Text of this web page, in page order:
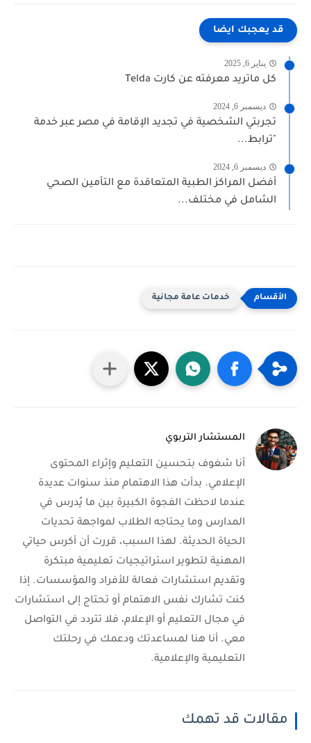
قد يعجبك ايضا
يناير 6, 2025
كل ماتريد معرفته عن كارت Telda
ديسمبر 6, 2024
تجربتي الشخصية في تجديد الإقامة في مصر عبر خدمة
"ترابط...
ديسمبر 6, 2024
أفضل المراكز الطبية المتعاقدة مع التأمين الصحي
الشامل في مختلف...
خدمات عامة مجانية
المستشار التربوي
أنا شغوف بتحسين التعليم وإثراء المحتوى
الإعلامي. بدأت هذا الاهتمام منذ سنوات عديدة
عندما لاحظت الفجوة الكبيرة بين ما يُدرس في
المدارس وما يحتاجه الطلاب لمواجهة تحديات
الحياة الحديثة. لهذا السبب، قررت أن أكرس حياتي
المهنية لتطوير استراتيجيات تعليمية مبتكرة
وتقديم استشارات فعالة للأفراد والمؤسسات. إذا
كنت تشارك نفس الاهتمام أو تحتاج إلى استشارات
في مجال التعليم أو الإعلام، فلا تتردد في التواصل
معي. أنا هنا لمساعدتك ودعمك في رحلتك
التعليمية والإعلامية.
مقالات قد تهمك